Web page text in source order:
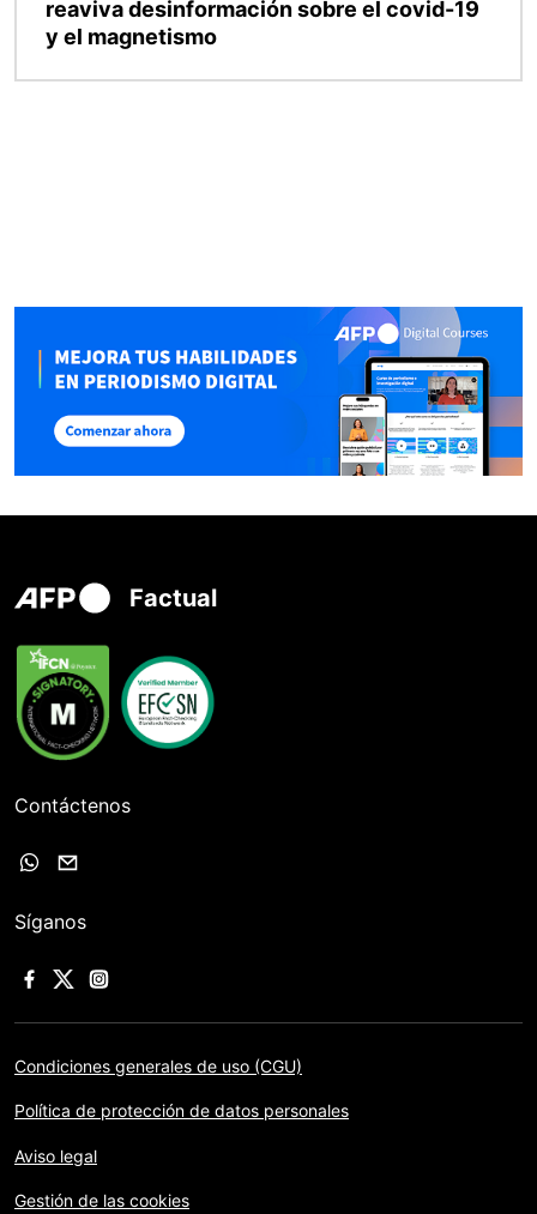
reaviva desinformación sobre el covid-19
y el magnetismo
Factual
Contáctenos
Síganos
Condiciones generales de uso (CGU)
Política de protección de datos personales
Aviso legal
Gestión de las cookies